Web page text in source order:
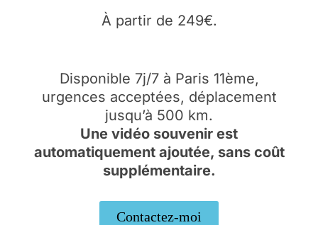
À partir de 249€.
Disponible 7j/7 à Paris 11ème,
urgences acceptées, déplacement
jusqu’à 500 km.
Une vidéo souvenir est
automatiquement ajoutée, sans coût
supplémentaire.
Contactez-moi